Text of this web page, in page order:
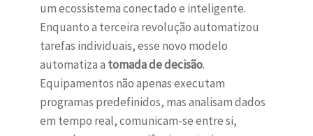
um ecossistema conectado e inteligente.
Enquanto a terceira revolução automatizou
tarefas individuais, esse novo modelo
automatiza a tomada de decisão.
Equipamentos não apenas executam
programas predefinidos, mas analisam dados
em tempo real, comunicam-se entre si,